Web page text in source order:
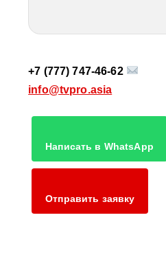
+7 (777) 747‑46‑62
info@tvpro.asia
Написать в WhatsApp
Отправить заявку